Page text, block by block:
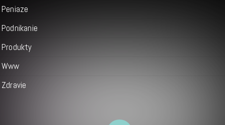
Peniaze
Podnikanie
Produkty
Www
Zdravie